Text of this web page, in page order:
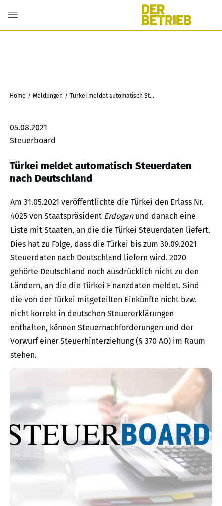
Home / Meldungen / Türkei meldet automatisch Steuerdaten nach Deutschland
05.08.2021
Steuerboard
Türkei meldet automatisch Steuerdaten
nach Deutschland
Am 31.05.2021 veröffentlichte die Türkei den Erlass Nr.
4025 von Staatspräsident Erdoganund danach eine
Liste mit Staaten, an die die Türkei Steuerdaten liefert.
Dies hat zu Folge, dass die Türkei bis zum 30.09.2021
Steuerdaten nach Deutschland liefern wird. 2020
gehörte Deutschland noch ausdrücklich nicht zu den
Ländern, an die die Türkei Finanzdaten meldet. Sind
die von der Türkei mitgeteilten Einkünfte nicht bzw.
nicht korrekt in deutschen Steuererklärungen
enthalten, können Steuernachforderungen und der
Vorwurf einer Steuerhinterziehung (§ 370 AO) im Raum
stehen.